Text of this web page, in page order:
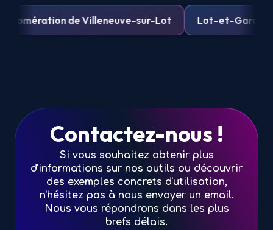
de Villeneuve-sur-Lot Lot-et-Garonne
Contactez-nous !
Si vous souhaitez obtenir plus
d'informations sur nos outils ou découvrir
des exemples concrets d'utilisation,
n'hésitez pas à nous envoyer un email.
Nous vous répondrons dans les plus
brefs délais.